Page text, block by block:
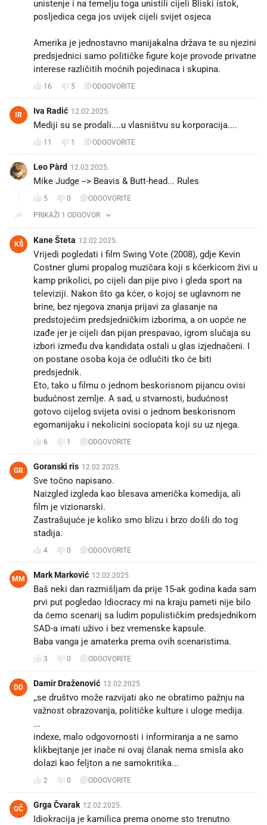
unistenje i na temelju toga unistili cijeli Bliski istok,
posljedica cega jos uvijek cijeli svijet osjeca
Amerika je jednostavno manijakalna država te su njezini
predsjednici samo političke figure koje provode privatne
interese različitih moćnih pojedinaca i skupina.
16 5 ODGOVORITE
IR Iva Radić 12.02.2025.
Mediji su se prodali....u vlasništvu su korporacija....
11 1 ODGOVORITE
Leo Pàrd 12.02.2025.
Mike Judge --> Beavis & Butt-head... Rules 🤟
5 0
ODGOVORITE
PRIKAŽI 1 ODGOVOR
KŠ Kane Šteta 12.02.2025.
Vrijedi pogledati i film Swing Vote (2008), gdje Kevin
Costner glumi propalog muzičara koji s kćerkicom živi u
kamp prikolici, po cijeli dan pije pivo i gleda sport na
televiziji. Nakon što ga kćer, o kojoj se uglavnom ne
brine, bez njegova znanja prijavi za glasanje na
predstojećim predsjedničkim izborima, a on uopće ne
izađe jer je cijeli dan pijan prespavao, igrom slučaja su
izbori između dva kandidata ostali u glas izjednačeni. I
on postane osoba koja će odlučiti tko će biti
predsjednik.
Eto, tako u filmu o jednom beskorisnom pijancu ovisi
budućnost zemlje. A sad, u stvarnosti, budućnost
gotovo cijelog svijeta ovisi o jednom beskorisnom
egomanijaku i nekolicini sociopata koji su uz njega.
6 1 ODGOVORITE
GR Goranski ris 12.02.2025.
Sve točno napisano.
Naizgled izgleda kao blesava američka komedija, ali
film je vizionarski.
Zastrašujuće je koliko smo blizu i brzo došli do tog
stadija.
4 0 ODGOVORITE
MM Mark Marković 12.02.2025.
Baš neki dan razmišljam da prije 15-ak godina kada sam
prvi put pogledao Idiocracy mi na kraju pameti nije bilo
da ćemo scenarij sa ludim populističkim predsjednikom
SAD-a imati uživo i bez vremenske kapsule.
Baba vanga je amaterka prema ovih scenaristima.
3 0 ODGOVORITE
DD Damir Draženović 12.02.2025.
,,se društvo može razvijati ako ne obratimo pažnju na
važnost obrazovanja, političke kulture i uloge medija.
...
indexe, malo odgovornosti i informiranja a ne samo
klikbejtanje jer inače ni ovaj članak nema smisla ako
dolazi kao feljton a ne samokritika...
2 0 ODGOVORITE
GČ Grga Čvarak 12.02.2025.
Idiokracija je kamilica prema onome sto trenutno